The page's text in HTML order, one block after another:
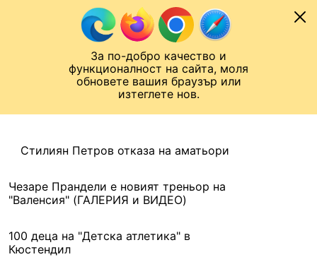
За по-добро качество и
функционалност на сайта, моля
обновете вашия браузър или
изтеглете нов.
Към съдържанието
Лига на Конференциите
Стилиян Петров отказа на аматьори
Чезаре Прандели е новият треньор на
"Валенсия" (ГАЛЕРИЯ и ВИДЕО)
100 деца на "Детска атлетика" в
Кюстендил